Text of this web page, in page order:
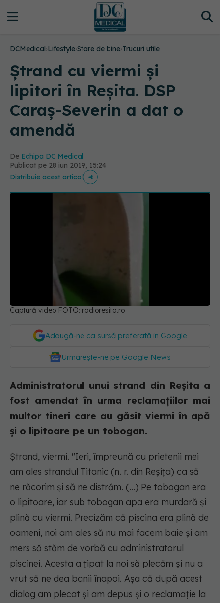
DCMedical›Lifestyle›Stare de bine›Trucuri utile
Ștrand cu viermi și
lipitori în Reșita. DSP
Caraș-Severin a dat o
amendă
De Echipa DC Medical
Publicat pe 28 iun 2019, 15:24
Distribuie acest articol
Captură video FOTO: radioresita.ro
Adaugă-ne ca sursă preferată în Google
Urmărește-ne pe Google News
Administratorul unui strand din Reșita a
fost amendat în urma reclamațiilor mai
multor tineri care au găsit viermi în apă
și o lipitoare pe un tobogan.
Ștrand, viermi. "Ieri, împreună cu prietenii mei
am ales strandul Titanic (n. r. din Reșița) ca să
ne răcorim şi să ne distrăm. (...) Pe tobogan era
o lipitoare, iar sub tobogan apa era murdară şi
plină cu viermi. Precizăm că piscina era plină de
oameni, noi am ales să nu mai facem baie şi am
mers să stăm de vorbă cu administratorul
piscinei. Acesta a ţipat la noi să plecăm şi nu a
vrut să ne dea banii înapoi. Aşa că după acest
dialog am plecat şi am depus şi o reclamaţie la